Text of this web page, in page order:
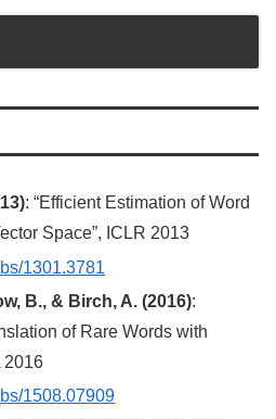
: “Efficient Estimation of Word
Space”, ICLR 2013
1301.3781
B., & Birch, A. (2016):
of Rare Words with
2016
1508.07909